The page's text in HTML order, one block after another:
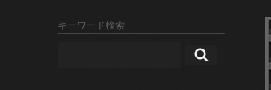
キーワード検索